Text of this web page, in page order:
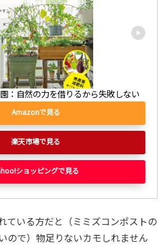
：自然の力を借りるから失敗しない
Amazonで見る
楽天市場で見る
ショッピングで見る
ている方だと（ミミズコンポストの
ので）物足りないカモしれません